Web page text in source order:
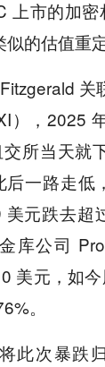
上市的加
的估值重定
关
），2025
所当天就
后一路走低
美元跌去超
库公司
美元，如
。
此次暴跌